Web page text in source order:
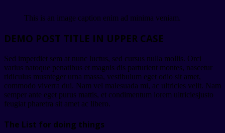
This is an image caption enim ad minima veniam.
DEMO POST TITLE IN UPPER CASE
Sed imperdiet sem at nunc luctus, sed cursus nulla mollis. Orci
varius natoque penatibus et magnis dis parturient montes, nascetur
ridiculus musnteger urna massa, vestibulum eget odio sit amet,
commodo viverra dui. Nam vel malesuada mi, ac ultricies velit. Nam
semper ante eget purus mattis, et condimentum lorem ultriciesjusto
feugiat pharetra sit amet ac libero.
The List for doing things